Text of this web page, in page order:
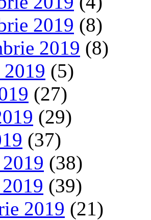
2019 (8)
2019 (8)
2019 (5)
(27)
(29)
(37)
(38)
(39)
2019 (21)